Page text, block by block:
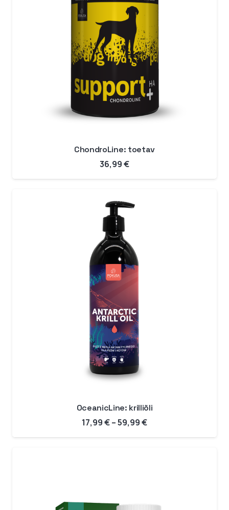
ChondroLine: toetav
36,99€
OceanicLine: krilliõli
17,99€–59,99€Hinnavahemik:
17,99 €